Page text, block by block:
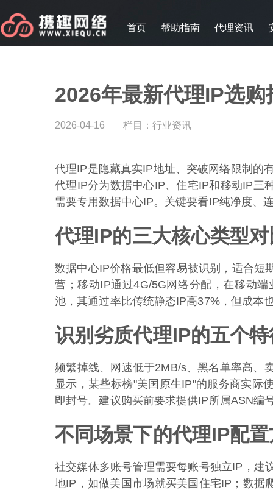
首页 帮助指南 代理资讯
2026年最新代理IP选
2026-04-16 栏目： 行业资讯
代理IP是隐藏真实IP地址、突破网络限制的
代理IP分为数据中心IP、住宅IP和移动IP三
需要专用数据中心IP。关键要看IP纯净度、
代理IP的三大核心类型
数据中心IP价格最低但容易被识别，适合短
营；移动IP通过4G/5G网络分配，在移动
池，其通过率比传统静态IP高37%，但成本
识别劣质代理IP的五个
频繁掉线、网速低于2MB/s、黑名单率高、
显示，某些标榜"美国原生IP"的服务商实际
即封号。建议购买前要求提供IP所属ASN编
不同场景下的代理IP配
社交媒体多账号管理需要每账号独立IP，建
地IP，如做美国市场就买美国住宅IP；数据